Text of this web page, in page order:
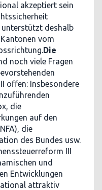
akzeptiert sein
unterstützt deshalb
vom
Die
noch viele Fragen
offen: Insbesondere
die
auf den
die
des Bundes usw.
III
und
Entwicklungen
attraktiv